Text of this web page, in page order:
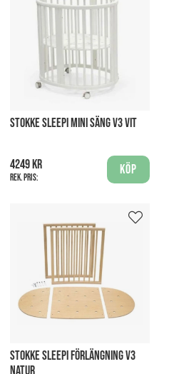
STOKKE SLEEPI MINI SÄNG V3 VIT
4249 kr
Rek. pris:
Köp
STOKKE SLEEPI FÖRLÄNGNING V3
NATUR